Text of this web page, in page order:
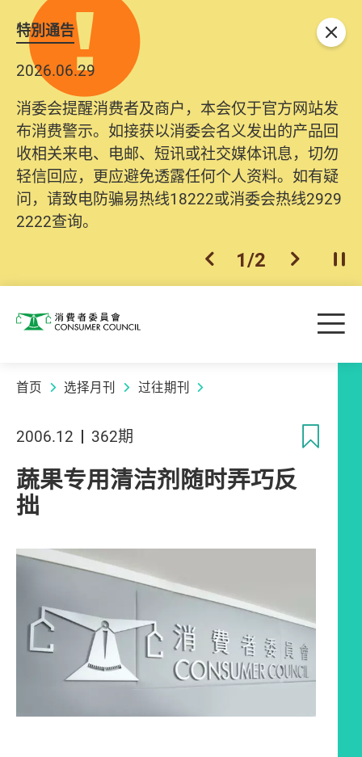
特別通告
2026.06.29
消委会提醒消费者及商户，本会仅于官方网站发
布消费警示。如接获以消委会名义发出的产品回
收相关来电、电邮、短讯或社交媒体讯息，切勿
轻信回应，更应避免透露任何个人资料。如有疑
问，请致电防骗易热线18222或消委会热线2929
2222查询。
上一个
1/2 下一个开
关闭
消费者委员会 目
首页 选择月刊 过往期刊
2006.12 362期
蔬果专用清洁剂随时弄巧反
拙